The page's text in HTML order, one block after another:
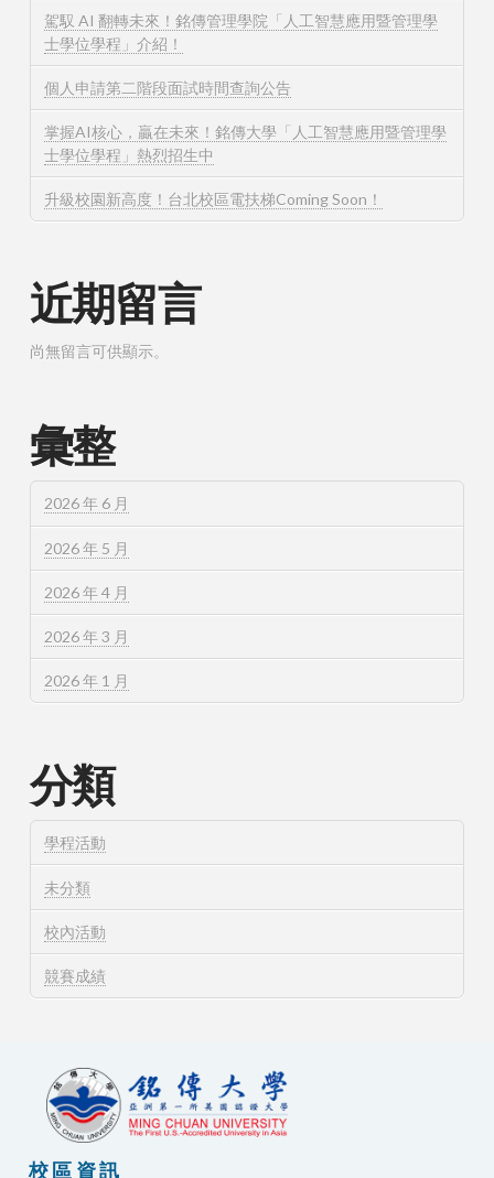
駕馭 AI 翻轉未來！銘傳管理學院「人工智慧應用暨管理學
士學位學程」介紹！
個人申請第二階段面試時間查詢公告
掌握AI核心，贏在未來！銘傳大學「人工智慧應用暨管理學
士學位學程」熱烈招生中
升級校園新高度！台北校區電扶梯Coming Soon！
近期留言
尚無留言可供顯示。
彙整
2026 年 6 月
2026 年 5 月
2026 年 4 月
2026 年 3 月
2026 年 1 月
分類
學程活動
未分類
校內活動
競賽成績
校區資訊